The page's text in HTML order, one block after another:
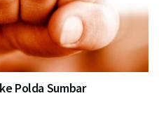
Polda Sumbar